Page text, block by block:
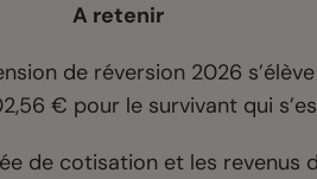
A retenir
de réversion 2026
€ pour le survivant qui
de cotisation et les revenus